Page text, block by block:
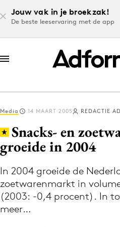
Jouw vak in je broekzak!
De beste leeservaring met de app
Log in
Volg het laatste
Media 14 MAART 2005 REDACTIE
Snacks- en
groeide in 2004
In 2004 groeide de
zoetwarenmarkt in
(2003: -0,4 procent). In
meer…